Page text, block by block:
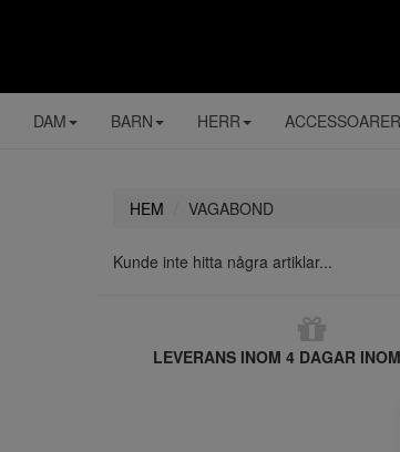
DAM BARN HERR ACCESSOARER
HEM VAGABOND
Kunde inte hitta några artiklar...
LEVERANS INOM 4 DAGAR